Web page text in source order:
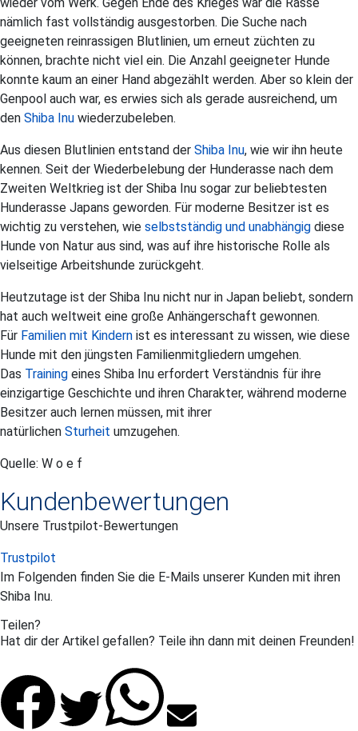
nämlich fast vollständig ausgestorben. Die Suche nach
geeigneten reinrassigen Blutlinien, um erneut züchten zu
können, brachte nicht viel ein. Die Anzahl geeigneter Hunde
konnte kaum an einer Hand abgezählt werden. Aber so klein der
Genpool auch war, es erwies sich als gerade ausreichend, um
den Shiba Inu wiederzubeleben.
Aus diesen Blutlinien entstand der Shiba Inu, wie wir ihn heute
kennen. Seit der Wiederbelebung der Hunderasse nach dem
Zweiten Weltkrieg ist der Shiba Inu sogar zur beliebtesten
Hunderasse Japans geworden. Für moderne Besitzer ist es
wichtig zu verstehen, wie selbstständig und unabhängig diese
Hunde von Natur aus sind, was auf ihre historische Rolle als
vielseitige Arbeitshunde zurückgeht.
Heutzutage ist der Shiba Inu nicht nur in Japan beliebt, sondern
hat auch weltweit eine große Anhängerschaft gewonnen.
Für Familien mit Kindern ist es interessant zu wissen, wie diese
Hunde mit den jüngsten Familienmitgliedern umgehen.
Das Training eines Shiba Inu erfordert Verständnis für ihre
einzigartige Geschichte und ihren Charakter, während moderne
Besitzer auch lernen müssen, mit ihrer
natürlichen Sturheit umzugehen.
Quelle: W o e f
Kundenbewertungen
Unsere Trustpilot-Bewertungen
Trustpilot
Im Folgenden finden Sie die E-Mails unserer Kunden mit ihren
Shiba Inu.
Teilen?
Hat dir der Artikel gefallen? Teile ihn dann mit deinen Freunden!